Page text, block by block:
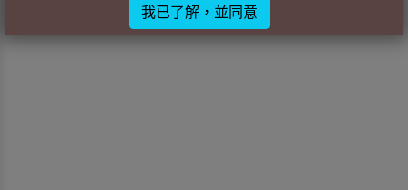
我已了解，並同意